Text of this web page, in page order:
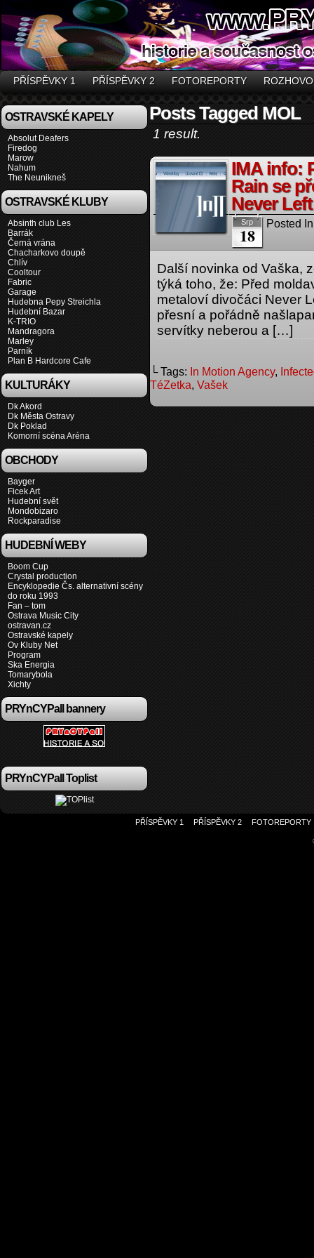
PŘÍSPĚVKY 1 PŘÍSPĚVKY 2 FOTOREPORTY
OSTRAVSKÉ KAPELY
Absolut Deafers
Firedog
Marow
Nahum
The Neunikneš
OSTRAVSKÉ KLUBY
Absinth club Les
Barrák
Černá vrána
Chacharkovo doupě
Chlív
Cooltour
Fabric
Garage
Hudebna Pepy Streichla
Hudební Bazar
K-TRIO
Mandragora
Marley
Parník
Plan B Hardcore Cafe
KULTURÁKY
Dk Akord
Dk Města Ostravy
Dk Poklad
Komorní scéna Aréna
OBCHODY
Bayger
Ficek Art
Hudební svět
Mondobizaro
Rockparadise
HUDEBNÍ WEBY
Boom Cup
Crystal production
Encyklopedie Čs. alternativní scény
do roku 1993
Fan – tom
Ostrava Music City
ostravan.cz
Ostravské kapely
Ov Kluby Net
Program
Ska Energia
Tomarybola
Xichty
PRYnCYPall bannery
PRYnCYPall Toplist
Posts Tagged MOL
1 result.
IMA info:
Rain se
Never
Srp
18
Posted
Další novinka od Vaška,
týká toho, že: Před
metaloví divočáci Never
přesní a pořádně
servítky neberou a […]
└ Tags: In Motion Agency,
TéZetka, Vašek
PŘÍSPĚVKY 1 PŘÍSPĚVKY 2 FOTOREPORTY